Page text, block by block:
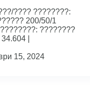
???? ????????:
200/50/1
????????
|
15, 2024